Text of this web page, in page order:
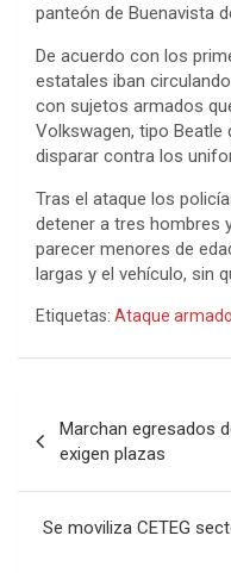
panteón de Buenavista
De acuerdo con los
estatales iban
con sujetos armados
Volkswagen, tipo
disparar contra los
Tras el ataque los
detener a tres hombres
parecer menores de
largas y el vehículo, sin
Etiquetas: Ataque armado
de
entradas
Marchan egresados
exigen plazas
Se moviliza CETEG